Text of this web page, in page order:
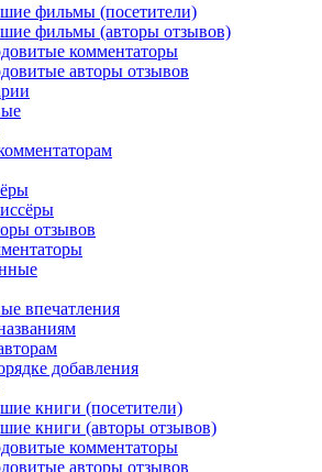
фильмы (посетители)
фильмы (авторы отзывов)
комментаторы
авторы отзывов
отзывов
впечатления
добавления
книги (посетители)
книги (авторы отзывов)
комментаторы
авторы отзывов